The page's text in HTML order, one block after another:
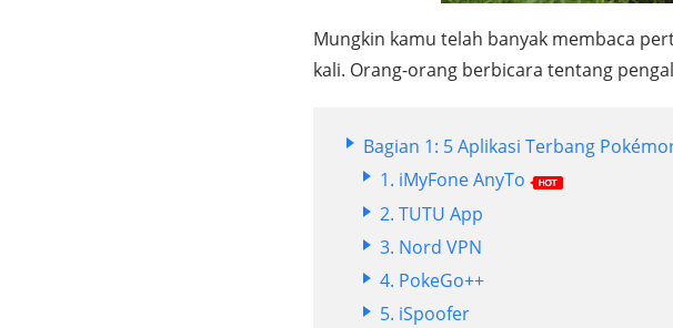
Mungkin kamu telah banyak membaca
kali. Orang-orang berbicara tentang
Bagian 1: 5 Aplikasi Terbang
1. iMyFone AnyTo
2. TUTU App
3. Nord VPN
4. PokeGo++
5. iSpoofer